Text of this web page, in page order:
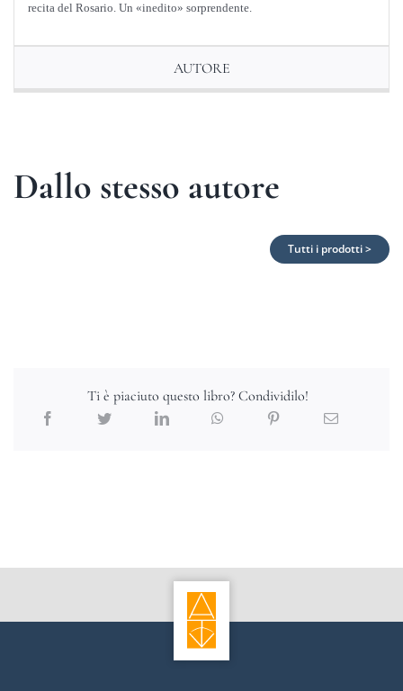
recita del Rosario. Un «inedito» sorprendente.
AUTORE
Dallo stesso autore
Tutti i prodotti >
Ti è piaciuto questo libro? Condividilo!